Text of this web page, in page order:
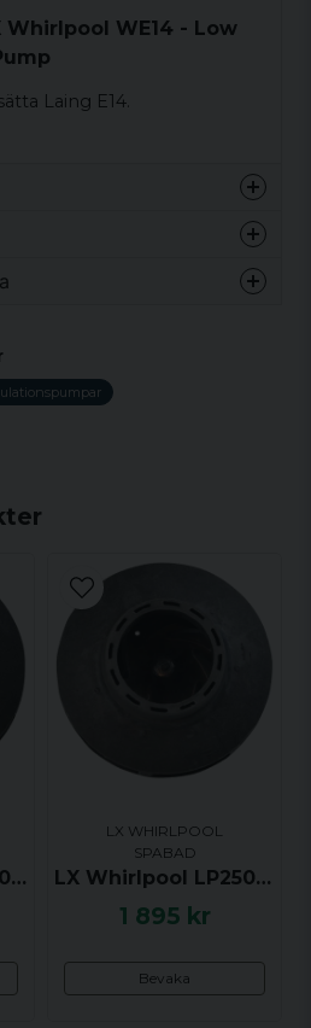
LX Whirlpool LP200, WP200-I och WP200-II Impeller
LX WHIRLPOOL
SPABAD
LX Whirlpool LP250, WP250-I och WP250-II Impeller
1 895 kr
Bevaka
Whirlpool WE14 - Low
Laing E14.
denna produkten...